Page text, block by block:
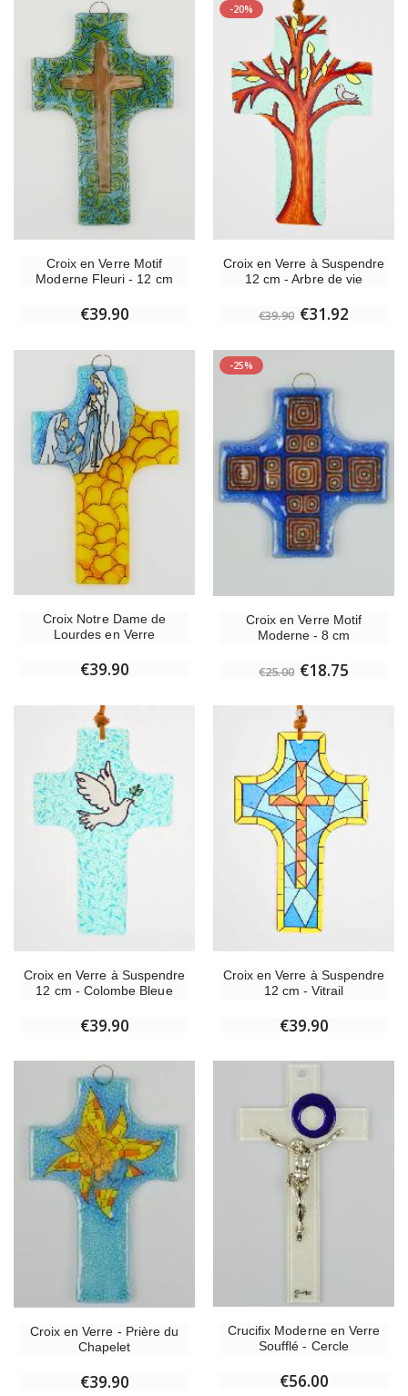
Croix en Verre Motif
Moderne Fleuri - 12 cm
€39.90
-20%
Croix en Verre à Suspendre
12 cm - Arbre de vie
€39.90 €31.92
Croix Notre Dame de
Lourdes en Verre
€39.90
-25%
Croix en Verre Motif
Moderne - 8 cm
€25.00 €18.75
Croix en Verre à Suspendre
12 cm - Colombe Bleue
€39.90
Croix en Verre à Suspendre
12 cm - Vitrail
€39.90
Croix en Verre - Prière du
Chapelet
€39.90
Crucifix Moderne en Verre
Soufflé - Cercle
€56.00